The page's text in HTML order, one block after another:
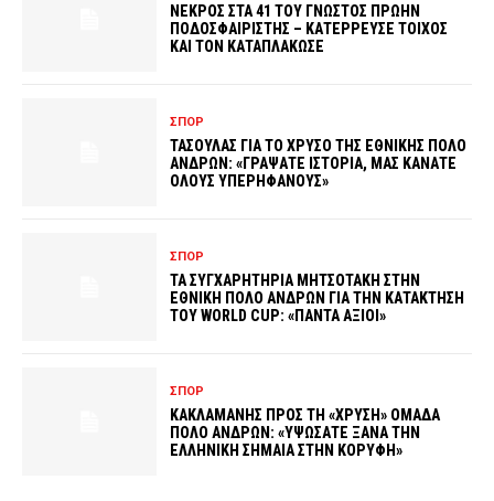
ΝΕΚΡΟΣ ΣΤΑ 41 ΤΟΥ ΓΝΩΣΤΟΣ ΠΡΩΗΝ
ΠΟΔΟΣΦΑΙΡΙΣΤΗΣ – ΚΑΤΕΡΡΕΥΣΕ ΤΟΙΧΟΣ
ΚΑΙ ΤΟΝ ΚΑΤΑΠΛΑΚΩΣΕ
ΣΠΟΡ
ΤΑΣΟΥΛΑΣ ΓΙΑ ΤΟ ΧΡΥΣΟ ΤΗΣ ΕΘΝΙΚΗΣ ΠΟΛΟ
ΑΝΔΡΩΝ: «ΓΡΑΨΑΤΕ ΙΣΤΟΡΙΑ, ΜΑΣ ΚΑΝΑΤΕ
ΟΛΟΥΣ ΥΠΕΡΗΦΑΝΟΥΣ»
ΣΠΟΡ
ΤΑ ΣΥΓΧΑΡΗΤΗΡΙΑ ΜΗΤΣΟΤΑΚΗ ΣΤΗΝ
ΕΘΝΙΚΗ ΠΟΛΟ ΑΝΔΡΩΝ ΓΙΑ ΤΗΝ ΚΑΤΑΚΤΗΣΗ
ΤΟΥ WORLD CUP: «ΠΑΝΤΑ ΑΞΙΟΙ»
ΣΠΟΡ
ΚΑΚΛΑΜΑΝΗΣ ΠΡΟΣ ΤΗ «ΧΡΥΣΗ» ΟΜΑΔΑ
ΠΟΛΟ ΑΝΔΡΩΝ: «ΥΨΩΣΑΤΕ ΞΑΝΑ ΤΗΝ
ΕΛΛΗΝΙΚΗ ΣΗΜΑΙΑ ΣΤΗΝ ΚΟΡΥΦΗ»